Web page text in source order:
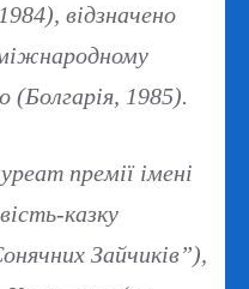
відзначено
(Болгарія, 1985).
премії імені
казку
Зайчиків”),